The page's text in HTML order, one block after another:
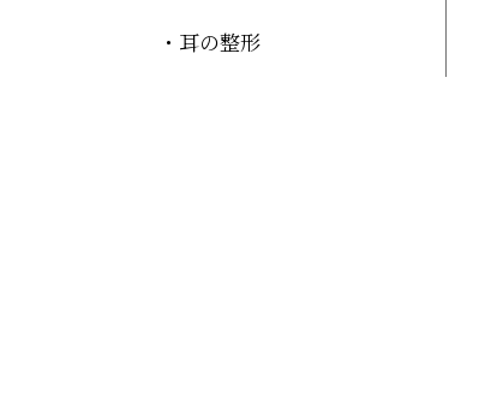
耳の整形